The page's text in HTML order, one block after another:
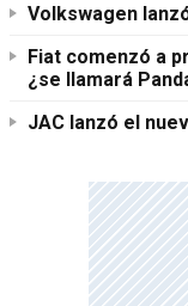
Volkswagen
Fiat comenzó a
¿se llamará
JAC lanzó el